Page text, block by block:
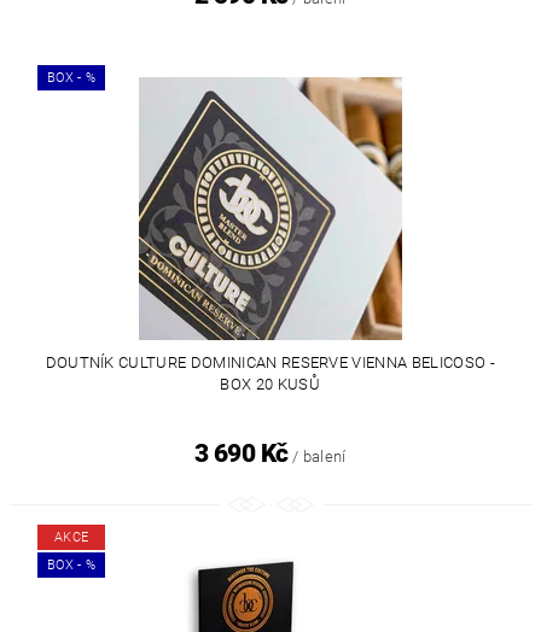
BOX - %
DOUTNÍK CULTURE DOMINICAN RESERVE VIENNA BELICOSO -
BOX 20 KUSŮ
3 690 Kč / balení
AKCE
BOX - %